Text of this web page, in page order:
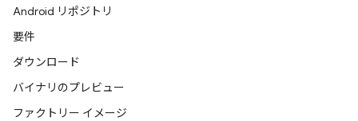
Android リポジトリ
要件
ダウンロード
バイナリのプレビュー
ファクトリー イメージ